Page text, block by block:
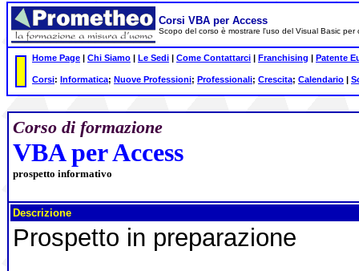
Corsi VBA per Access
Scopo del corso è mostrare l'uso del Visual Basic per
Home Page | Chi Siamo | Le Sedi | Come Contattarci | Franchising | Patente
Corsi: Informatica; Nuove Professioni; Professionali; Crescita; Calendario |
Corso di formazione
VBA per Access
prospetto informativo
Descrizione
Prospetto in preparazione